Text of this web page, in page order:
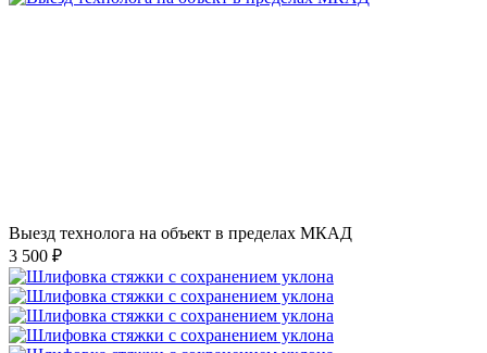
Выезд технолога на объект в пределах МКАД
3 500 ₽